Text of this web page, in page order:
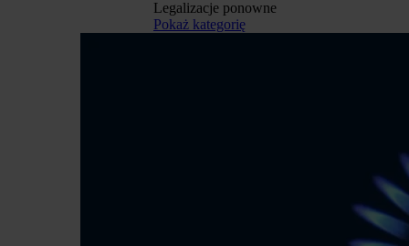
Legalizacje ponowne
Pokaż kategorię